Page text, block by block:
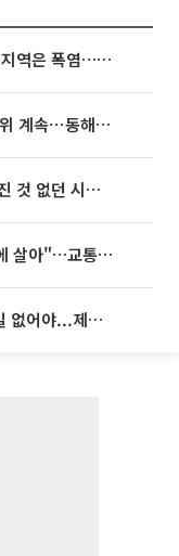
동해안은 시간당 80㎜ 폭우, 그 외 지역은 폭염…‘극과 극 날씨’
[내일 날씨] 폭염 한풀 꺾여도 무더위 계속⋯동해안 이틀 연속 비
임영웅, 어느덧 데뷔 10주년⋯"가진 것 없던 시절, 내 앞엔 20명의 팬뿐"
'굿 윌 헌팅' 배우 "기아 EV2 덕분에 살아"…교통사고 후 안전성 극찬
李대통령 “청년이 결혼 망설이는 일 없어야...제도상 불이익 조사”